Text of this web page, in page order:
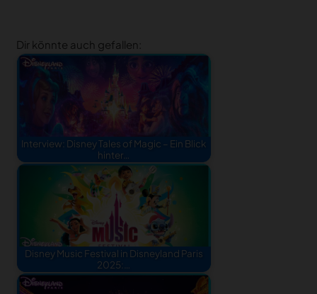
Dir könnte auch gefallen:
Interview: Disney Tales of Magic – Ein Blick
hinter…
Disney Music Festival in Disneyland Paris
2025:…